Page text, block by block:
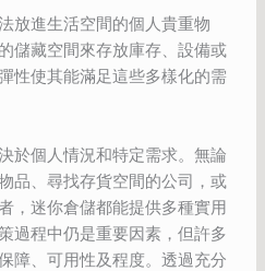
放進生活空間的個人貴重物
儲藏空間來存放庫存、設備或
性使其能滿足這些多樣化的需
於個人情況和特定需求。無論
品、尋找存貨空間的公司，或
，迷你倉儲都能提供多種實用
過程中仍是重要因素，但許多
障、可用性及程度。透過充分